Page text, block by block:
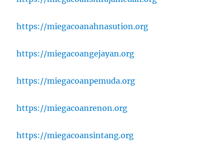
https://miegacoanahnasution.org
https://miegacoangejayan.org
https://miegacoanpemuda.org
https://miegacoanrenon.org
https://miegacoansintang.org